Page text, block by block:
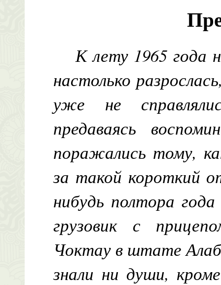
К лету 1965 года
настолько
уже не
предаваясь
поражались тому,
за такой короткий
нибудь полтора
грузовик с
Чоктау в штате
знали ни души,